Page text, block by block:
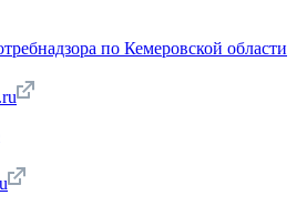
по Кемеровской области